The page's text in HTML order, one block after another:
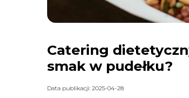
Catering
smak w pudełku?
Data publikacji: 2025-04-28